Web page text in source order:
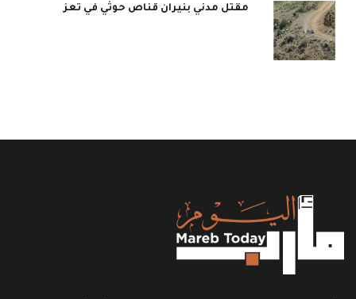
مقتل مدني بنيران قناص حوثي في تعز